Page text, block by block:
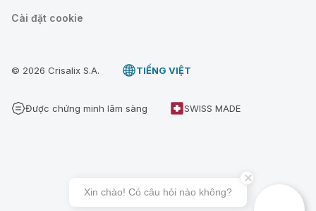
Cài đặt cookie
© 2026 Crisalix S.A. TIẾNG VIỆT
Được chứng minh lâm sàng SWISS MADE
Xin chào! Có câu hỏi nào không?